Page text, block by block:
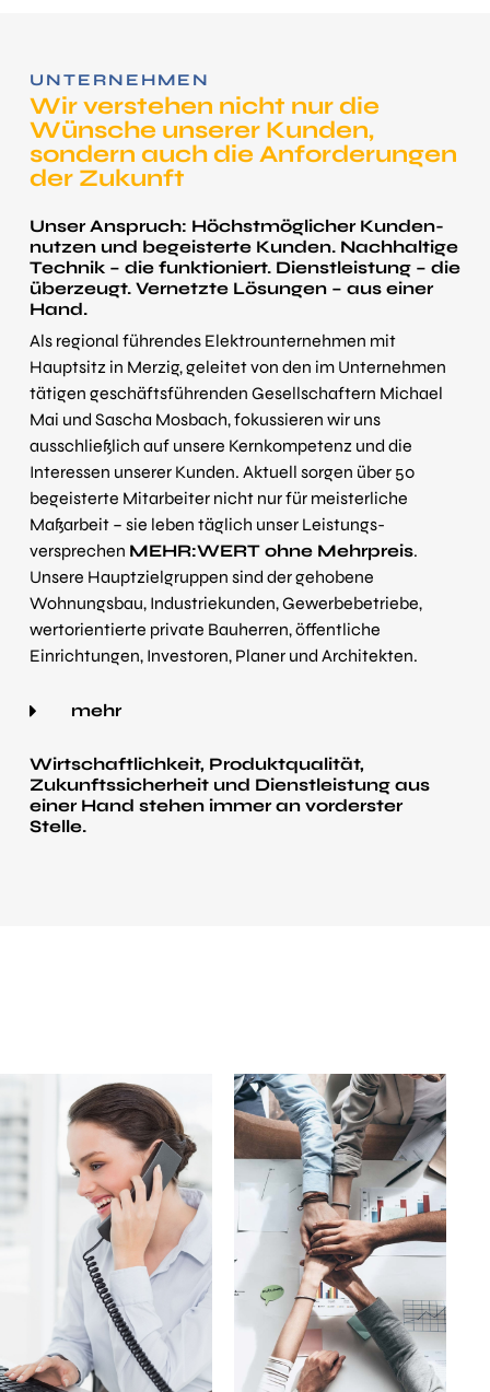
UNTERNEHMEN
Wir verstehen nicht nur die
Wünsche unserer Kunden,
sondern auch die An­for­de­rungen
der Zukunft
Unser Anspruch: Höchst­möglicher Kunden­
nutzen und begeisterte Kunden. Nachhaltige
Technik – die funktioniert. Dienst­leistung – die
überzeugt. Vernetzte Lösungen – aus einer
Hand.
Als regional führendes Elektro­unter­nehmen mit
Hauptsitz in Merzig, geleitet von den im Unternehmen
tätigen geschäfts­führenden Gesellschaftern Michael
Mai und Sascha Mosbach, fokussieren wir uns
ausschließlich auf unsere Kernkompetenz und die
Interessen unserer Kunden. Aktuell sorgen über 50
begeisterte Mitarbeiter nicht nur für meisterliche
Maßarbeit – sie leben täglich unser Leistungs­
versprechen MEHR:WERT ohne Mehrpreis.
Unsere Haupt­ziel­gruppen sind der gehobene
Wohnungs­bau, Industrie­kunden, Gewerbe­betriebe,
wert­orientierte private Bauherren, öffentliche
Einrichtungen, Investoren, Planer und Architekten.
mehr
Wirtschaft­lichkeit, Produkt­qualität,
Zukunfts­sicherheit und Dienst­leistung aus
einer Hand stehen immer an vorderster
Stelle.